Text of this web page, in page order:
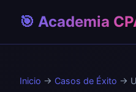
🎯 Academia
Inicio → Casos de Éxito →